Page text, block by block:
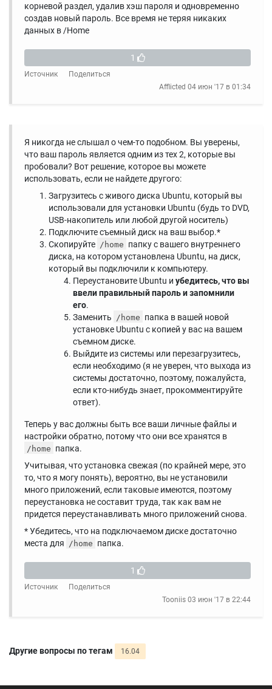
корневой раздел, удалив хэш пароля и одновременно
создав новый пароль. Все время не теряя никаких
данных в /Home
1
Источник
Поделиться
Afflicted 04 июн '17 в 01:34
Я никогда не слышал о чем-то подобном. Вы уверены,
что ваш пароль является одним из тех 2, которые вы
пробовали? Вот решение, которое вы можете
использовать, если не найдете другого:
Загрузитесь с живого диска Ubuntu, который вы
использовали для установки Ubuntu (будь то DVD,
USB-накопитель или любой другой носитель)
Подключите съемный диск на ваш выбор.*
Скопируйте /home папку с вашего внутреннего
диска, на котором установлена ​​Ubuntu, на диск,
который вы подключили к компьютеру.
Переустановите Ubuntu и убедитесь, что вы
ввели правильный пароль и запомнили
его.
Заменить
/home папка в вашей новой
установке Ubuntu с копией у вас на вашем
съемном диске.
Выйдите из системы или перезагрузитесь,
если необходимо (я не уверен, что выхода из
системы достаточно, поэтому, пожалуйста,
если кто-нибудь знает, прокомментируйте
ответ).
Теперь у вас должны быть все ваши личные файлы и
настройки обратно, потому что они все хранятся в
/home папка.
Учитывая, что установка свежая (по крайней мере, это
то, что я могу понять), вероятно, вы не установили
много приложений, если таковые имеются, поэтому
переустановка не составит труда, так как вам не
придется переустанавливать много приложений снова.
* Убедитесь, что на подключаемом диске достаточно
места для
/home папка.
1
Источник
Поделиться
Tooniis 03 июн '17 в 22:44
Другие вопросы по тегам 16.04